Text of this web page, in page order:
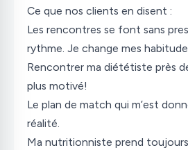
Ce que nos clients en disent :
Les rencontres se font sans
rythme. Je change mes
Rencontrer ma diététiste près
plus motivé!
Le plan de match qui m’est
réalité.
Ma nutritionniste prend